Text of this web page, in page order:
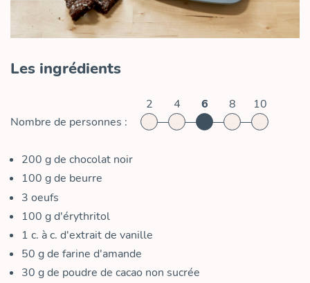
Les ingrédients
Nombre de personnes :
2 4 6 8 10
200 gde chocolat noir
100 gde beurre
3 oeufs
100 gd'érythritol
1 c. à c. d'extrait de vanille
50 gde farine d'amande
30 gde poudre de cacao non sucrée